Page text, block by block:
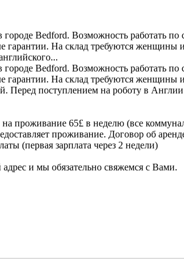
Bedford. Возможность работать
гарантии. На склад требуются
Bedford. Возможность работать
гарантии. На склад требуются
Перед поступлением на роботу в
проживание 65£ в неделю (все
проживание. Договор об
(первая зарплата через 2 недели)
и мы обязательно свяжемся с Вами.